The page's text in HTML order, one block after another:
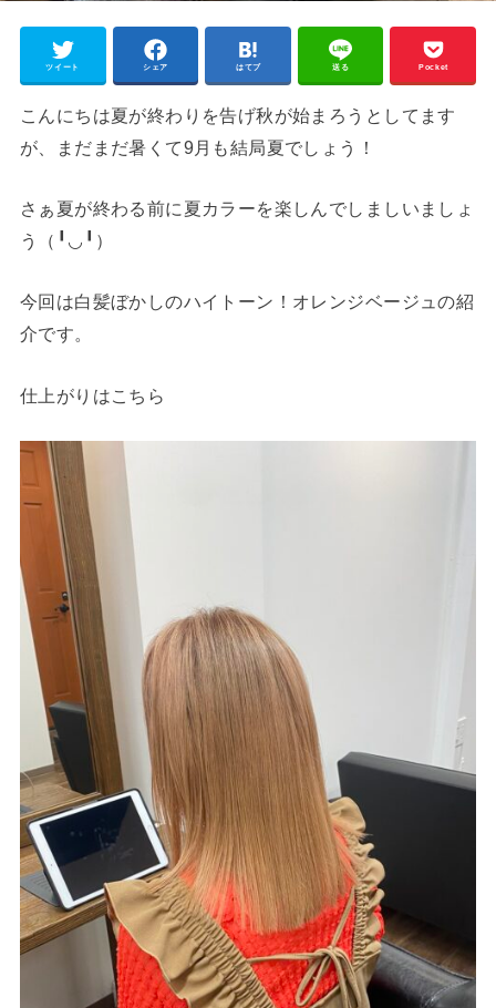
ツイート シェア はてブ 送る Pocket
こんにちは夏が終わりを告げ秋が始まろうとしてます
が、まだまだ暑くて9月も結局夏でしょう！
さぁ夏が終わる前に夏カラーを楽しんでしましいましょ
う（╹◡╹）
今回は白髪ぼかしのハイトーン！オレンジベージュの紹
介です。
仕上がりはこちら